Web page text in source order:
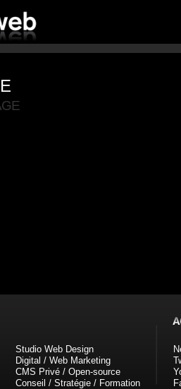
Studio Web Design
Digital / Web Marketing
CMS Privé / Open-source
Conseil / Stratégie / Formation